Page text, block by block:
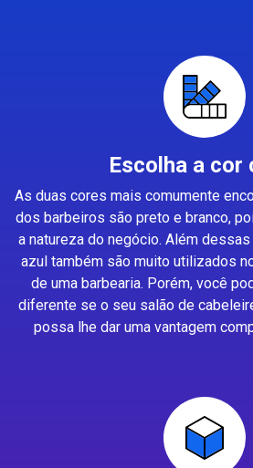
Escolha a cor
As duas cores mais comumente
dos barbeiros são preto e branco,
a natureza do negócio. Além
azul também são muito utilizados
de uma barbearia. Porém, você
diferente se o seu salão de
possa lhe dar uma vantagem